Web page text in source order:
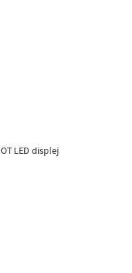
LED displej